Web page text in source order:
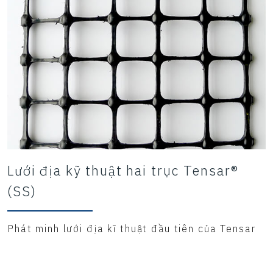
Lưới địa kỹ thuật hai trục Tensar®
(SS)
Phát minh lưới địa kĩ thuật đầu tiên của Tensar